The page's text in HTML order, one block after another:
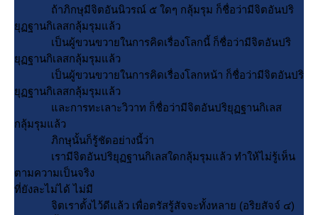
ถ้าภิกษุมีจิตอันนิวรณ์ ๕ ใดๆ กลุ้มรุม ก็ชื่อว่ามีจิตอันปริ
ุฏฐานกิเลสกลุ้มรุมแล้ว
เป็นผู้ขวนขวายในการคิดเรื่องโลกนี้ ก็ชื่อว่ามีจิตอันปริ
ุฏฐานกิเลสกลุ้มรุมแล้ว
เป็นผู้ขวนขวายในการคิดเรื่องโลกหน้า ก็ชื่อว่ามีจิตอันปริ
ุฏฐานกิเลสกลุ้มรุมแล้ว
ละการทะเลาะวิวาท ก็ชื่อว่ามีจิตอันปริยุฏฐานกิเลส
กลุ้มรุมแล้ว
ภิกษุนั้นก็รู้ชัดอย่างนี้ว่า
เรามีจิตอันปริยุฏฐานกิเลสใดกลุ้มรุมแล้ว ทำให้ไม่รู้เห็น
ตามความเป็นจริง
ที่ยังละไม่ได้ ไม่มี
จิตเราตั้งไว้ดีแล้ว เพื่อตรัสรู้สัจจะทั้งหลาย (อริยสัจจ์ ๔)